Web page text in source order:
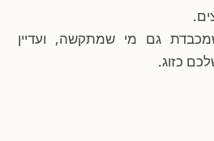
גם מי שמתקשה, ועדיין
כזוג.